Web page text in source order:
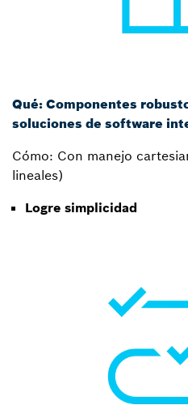
Qué: Componentes
soluciones de software
Cómo: Con manejo
lineales)
Logre simplicidad